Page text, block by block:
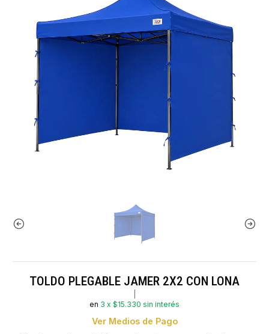
TOLDO PLEGABLE JAMER 2X2 CON LONA
en 3 x $15.330 sin interés
Ver Medios de Pago